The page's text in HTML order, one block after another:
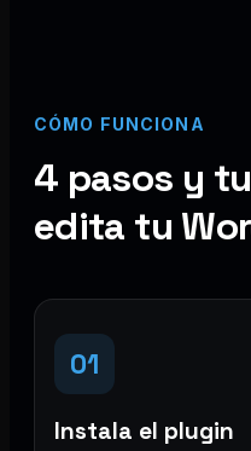
CÓMO FUNCIONA
4 pasos y
edita tu
01
Instala el plugin